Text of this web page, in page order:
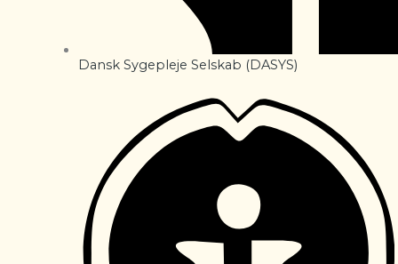
Dansk Sygepleje Selskab (DASYS)